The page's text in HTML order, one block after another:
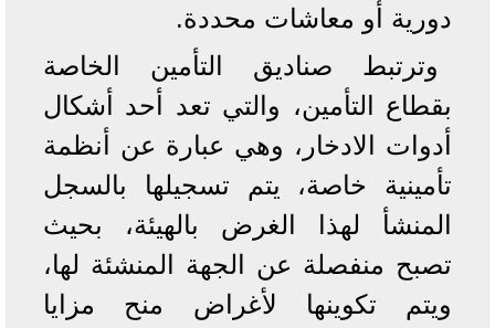
دورية أو معاشات محددة.
وترتبط صناديق التأمين الخاصة
بقطاع التأمين، والتي تعد أحد أشكال
أدوات الادخار، وهي عبارة عن أنظمة
تأمينية خاصة، يتم تسجيلها بالسجل
المنشأ لهذا الغرض بالهيئة، بحيث
تصبح منفصلة عن الجهة المنشئة لها،
ويتم تكوينها لأغراض منح مزايا